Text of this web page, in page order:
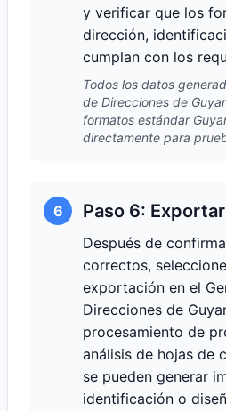
y verificar que los
dirección,
cumplan con los
Todos los datos
de Direcciones de
formatos estándar
directamente para
6 Paso 6:
Después de
correctos,
exportación en el
Direcciones de
procesamiento de
análisis de hojas de
se pueden generar
identificación o